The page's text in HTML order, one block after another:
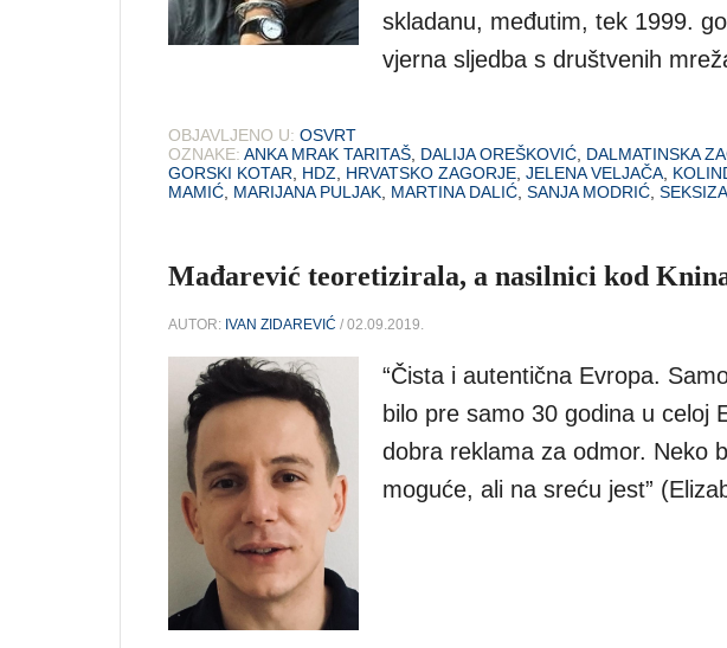
skladanu, međutim, tek 1999.
vjerna sljedba s društvenih
OBJAVLJENO U: OSVRT
OZNAKE: ANKA MRAK TARITAŠ DALIJA OREŠKOVIĆ DALMATINSKA
GORSKI KOTAR
HDZ HRVATSKO ZAGORJE JELENA VELJAČA
MAMIĆ MARIJANA PULJAK MARTINA DALIĆ SANJA MODRIĆ
Mađarević teoretizirala, a nasilnici kod
AUTOR: IVAN ZIDAREVIĆ / 02.09.2019.
“Čista i autentična Evropa.
bilo pre samo 30 godina u celoj
dobra reklama za odmor. Neko
moguće, ali na sreću jest”